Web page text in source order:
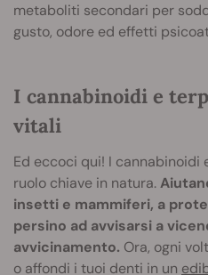
metaboliti secondari per
gusto, odore ed effetti
I cannabinoidi e
vitali
Ed eccoci qui! I cannabinoidi
ruolo chiave in natura.
insetti e mammiferi, a
persino ad avvisarsi a
avvicinamento. Ora, ogni
o affondi i tuoi denti in un